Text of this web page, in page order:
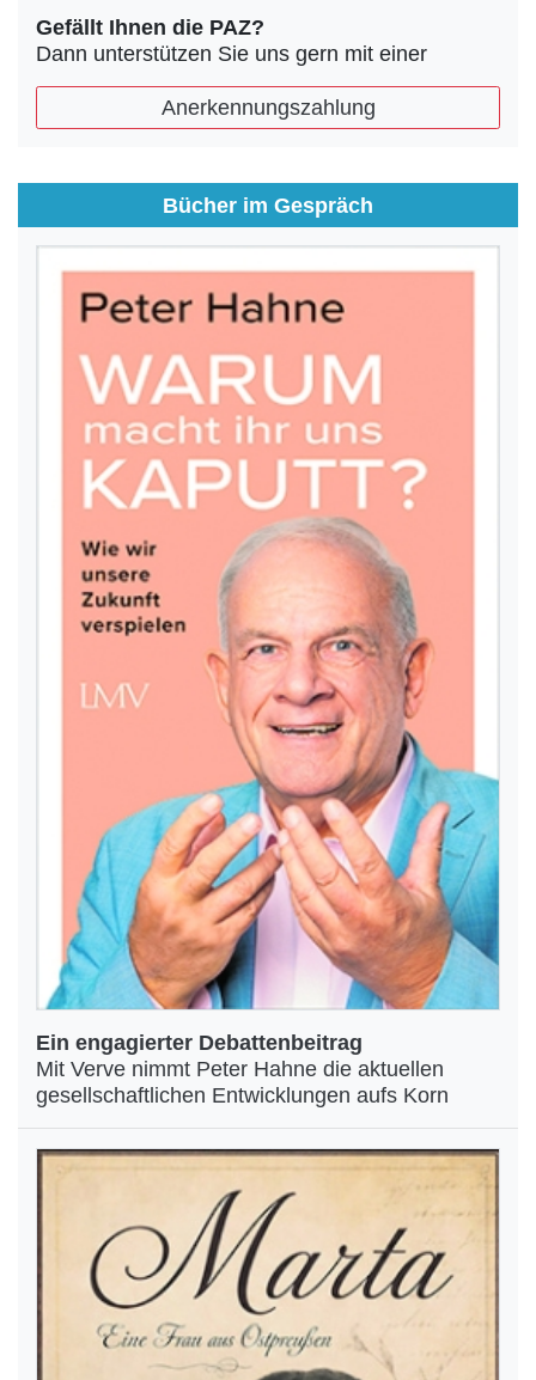
Gefällt Ihnen die PAZ?
Dann unterstützen Sie uns gern mit einer
Anerkennungszahlung
Bücher im Gespräch
Ein engagierter Debattenbeitrag
Mit Verve nimmt Peter Hahne die aktuellen
gesellschaftlichen Entwicklungen aufs Korn